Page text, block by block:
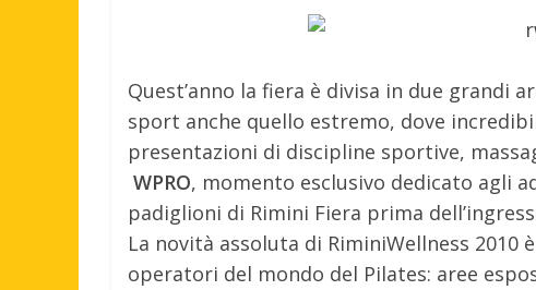
Quest’anno la fiera è divisa in due grandi
sport anche quello estremo, dove
presentazioni di discipline sportive,
WPRO, momento esclusivo dedicato agli
padiglioni di Rimini Fiera prima
La novità assoluta di RiminiWellness 2010 è
operatori del mondo del Pilates: aree